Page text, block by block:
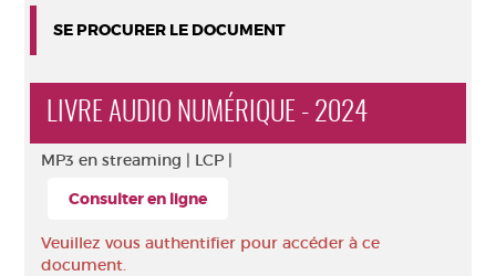
SE PROCURER LE DOCUMENT
LIVRE AUDIO NUMÉRIQUE - 2024
MP3 en streaming | LCP |
Consulter en ligne
Veuillez vous authentifier pour accéder à ce
document.